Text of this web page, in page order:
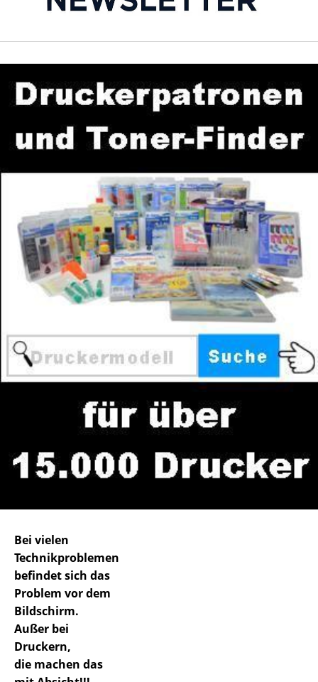
Bei vielen
Technikproblemen
befindet sich das
Problem vor dem
Bildschirm.
Außer bei
Druckern,
die machen das